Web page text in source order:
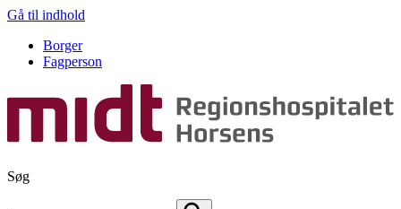
Gå til indhold
Borger
Fagperson
Søg